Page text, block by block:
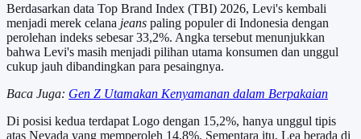
Berdasarkan data Top Brand Index (TBI) 2026, Levi's kembali
menjadi merek celana jeans paling populer di Indonesia dengan
perolehan indeks sebesar 33,2%. Angka tersebut menunjukkan
bahwa Levi's masih menjadi pilihan utama konsumen dan unggul
cukup jauh dibandingkan para pesaingnya.
Baca Juga: Gen Z Utamakan Kenyamanan dalam Berpakaian
Di posisi kedua terdapat Logo dengan 15,2%, hanya unggul tipis
atas Nevada yang memperoleh 14,8%. Sementara itu, Lea berada di